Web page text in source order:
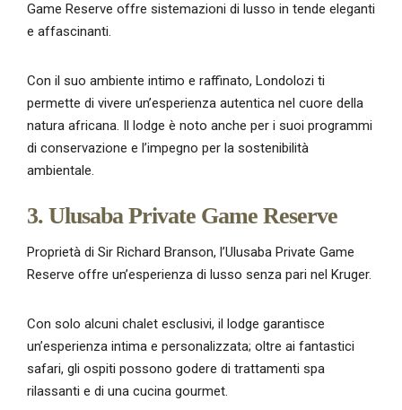
Game Reserve offre sistemazioni di lusso in tende eleganti
e affascinanti.
Con il suo ambiente intimo e raffinato, Londolozi ti
permette di vivere un’esperienza autentica nel cuore della
natura africana. Il lodge è noto anche per i suoi programmi
di conservazione e l’impegno per la sostenibilità
ambientale.
3. Ulusaba Private Game Reserve
Proprietà di Sir Richard Branson, l’Ulusaba Private Game
Reserve offre un’esperienza di lusso senza pari nel Kruger.
Con solo alcuni chalet esclusivi, il lodge garantisce
un’esperienza intima e personalizzata; oltre ai fantastici
safari, gli ospiti possono godere di trattamenti spa
rilassanti e di una cucina gourmet.